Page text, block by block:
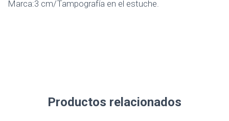
Marca:3 cm/Tampografía en el estuche.
Productos relacionados